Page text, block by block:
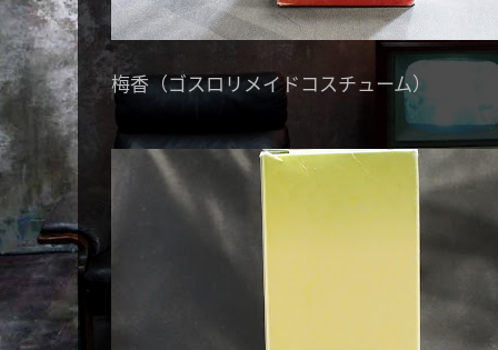
梅香（ゴスロリメイドコスチューム）